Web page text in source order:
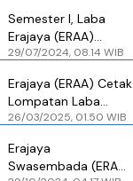
Semester I, Laba
Erajaya (ERAA)
Melesat 14,15% Jadi
29/07/2024, 08.14 WIB
Erajaya (ERAA) Cetak
Lompatan Laba
Atribusi 25% di 2024,
26/03/2025, 01.50 WIB
Erajaya
Swasembada (ERAA)